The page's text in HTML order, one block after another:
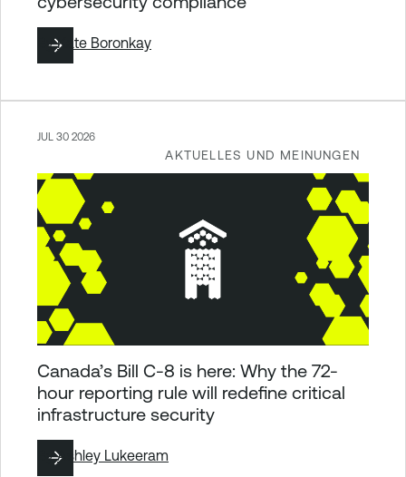
ByKate Boronkay
AKTUELLES UND MEINUNGEN
JUL 30 2026
Canada’s Bill C-8 is here: Why the 72-
hour reporting rule will redefine critical
infrastructure security
ByAshley Lukeeram